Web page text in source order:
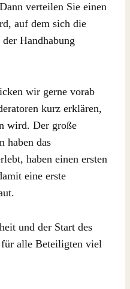
verteilen Sie einen
auf dem sich die
Handhabung
wir gerne vorab
kurz erklären,
wird. Der große
haben das
haben einen ersten
eine erste
und der Start des
alle Beteiligten viel